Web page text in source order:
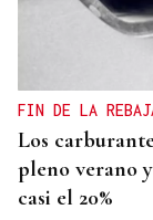
FIN DE LA
Los
pleno verano
casi el 20%